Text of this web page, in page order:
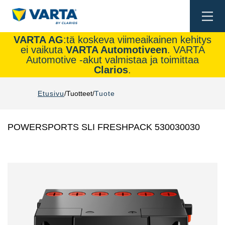
VARTA AG:tä koskeva viimeaikainen kehitys
ei vaikuta VARTA Automotiveen. VARTA
Automotive -akut valmistaa ja toimittaa
Clarios.
Etusivu Tuotteet Tuote
POWERSPORTS SLI FRESHPACK 530030030